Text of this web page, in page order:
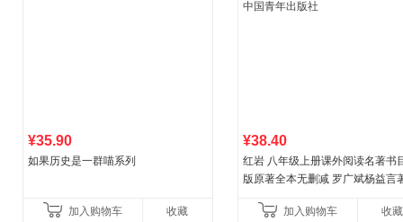
¥35.90
如果历史是一群喵系列
加入购物车 收藏
¥38.40
红岩 八年级上册课外阅读名著书
版原著全本无删减 罗广斌杨益言
国青年出版社加入购物车 收藏